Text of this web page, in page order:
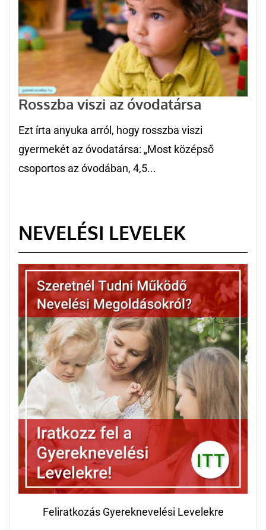
Rosszba viszi az óvodatársa
Ezt írta anyuka arról, hogy rosszba viszi
gyermekét az óvodatársa: „Most középső
csoportos az óvodában, 4,5...
NEVELÉSI LEVELEK
Feliratkozás Gyereknevelési Levelekre